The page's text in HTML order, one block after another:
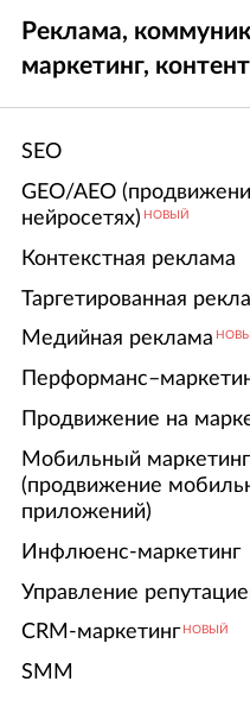
Реклама,
маркетинг, контент
SEO
GEO/AEO
нейросетях) НОВЫЙ
Контекстная реклама
Таргетированная
Медийная реклама
Продвижение на
Мобильный маркетинг
(продвижение
приложений)
Инфлюенс-маркетинг
Управление
CRM-маркетинг НОВЫЙ
SMM